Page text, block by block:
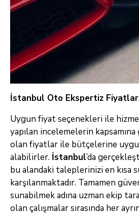
İstanbul Oto Ekspertiz
Uygun fiyat seçenekleri ile
yapılan incelemelerin
olan fiyatlar ile bütçelerine
alabilirler. İstanbul’da
bu alandaki taleplerinizi en kısa
karşılanmaktadır. Tamamen
sunabilmek adına uzman ekip
olan çalışmalar sırasında her